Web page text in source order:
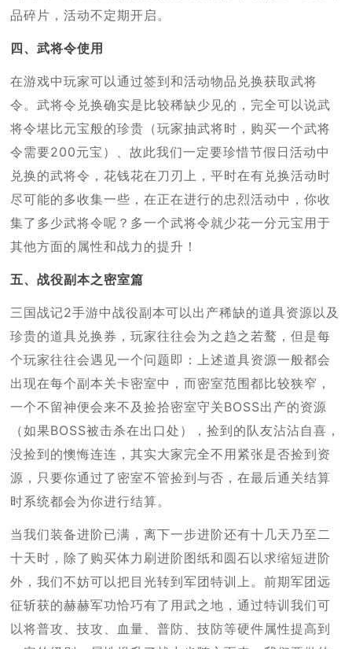
品碎片，活动不定期开启。
四、武将令使用
在游戏中玩家可以通过签到和活动物品兑换获取武将
令。武将令兑换确实是比较稀缺少见的，完全可以说武
将令堪比元宝般的珍贵（玩家抽武将时，购买一个武将
令需要200元宝）、故此我们一定要珍惜节假日活动中
兑换的武将令，花钱花在刀刃上，平时在有兑换活动时
尽可能的多收集一些，在正在进行的忠烈活动中，你收
集了多少武将令呢？多一个武将令就少花一分元宝用于
其他方面的属性和战力的提升！
五、战役副本之密室篇
三国战记2手游中战役副本可以出产稀缺的道具资源以及
珍贵的道具兑换券，玩家往往会为之趋之若鹜，但是每
个玩家往往会遇见一个问题即：上述道具资源一般都会
出现在每个副本关卡密室中，而密室范围都比较狭窄，
一个不留神便会来不及捡拾密室守关BOSS出产的资源
（如果BOSS被击杀在出口处），捡到的队友沾沾自喜，
没捡到的懊悔连连，其实大家完全不用紧张是否捡到资
源，只要你通过了密室不管捡到与否，在最后通关结算
时系统都会为你进行结算。
当我们装备进阶已满，离下一步进阶还有十几天乃至二
十天时，除了购买体力刷进阶图纸和圆石以求缩短进阶
外，我们不妨可以把目光转到军团特训上。前期军团远
征斩获的赫赫军功恰巧有了用武之地，通过特训我们可
以将普攻、技攻、血量、普防、技防等硬件属性提高到